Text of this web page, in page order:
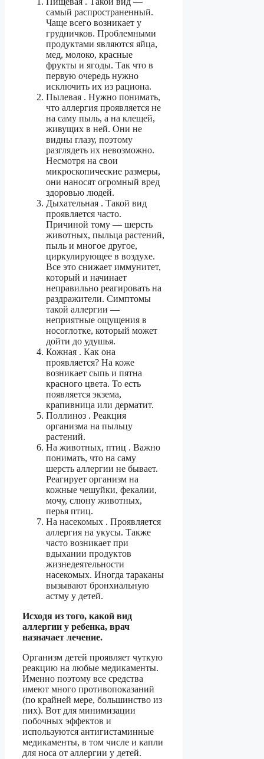
самый распространенный.
Чаще всего возникает у
грудничков. Проблемными
продуктами являются яйца,
мед, молоко, красные
фрукты и ягоды. Так что в
первую очередь нужно
исключить их из рациона.
Пылевая . Нужно понимать,
что аллергия проявляется не
на саму пыль, а на клещей,
живущих в ней. Они не
видны глазу, поэтому
разглядеть их невозможно.
Несмотря на свои
микроскопические размеры,
они наносят огромный вред
здоровью людей.
Дыхательная . Такой вид
проявляется часто.
Причиной тому — шерсть
животных, пыльца растений,
пыль и многое другое,
циркулирующее в воздухе.
Все это снижает иммунитет,
который и начинает
неправильно реагировать на
раздражители. Симптомы
такой аллергии —
неприятные ощущения в
носоглотке, который может
дойти до удушья.
Кожная . Как она
проявляется? На коже
возникает сыпь и пятна
красного цвета. То есть
появляется экзема,
крапивница или дерматит.
Поллиноз . Реакция
организма на пыльцу
растений.
На животных, птиц . Важно
понимать, что на саму
шерсть аллергии не бывает.
Реагирует организм на
кожные чешуйки, фекалии,
мочу, слюну животных,
перья птиц.
На насекомых . Проявляется
аллергия на укусы. Также
часто возникает при
вдыхании продуктов
жизнедеятельности
насекомых. Иногда тараканы
вызывают бронхиальную
астму у детей.
Исходя из того, какой вид
аллергии у ребенка, врач
назначает лечение.
Организм детей проявляет чуткую
реакцию на любые медикаменты.
Именно поэтому все средства
имеют много противопоказаний
(по крайней мере, большинство из
них). Вот для минимизации
побочных эффектов и
используются антигистаминные
медикаменты, в том числе и капли
для носа от аллергии у детей.